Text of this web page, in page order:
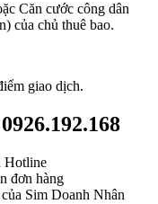
Căn cước công dân
của chủ thuê bao.
giao dịch.
0926.192.168
Hotline
đơn hàng
Sim Doanh Nhân